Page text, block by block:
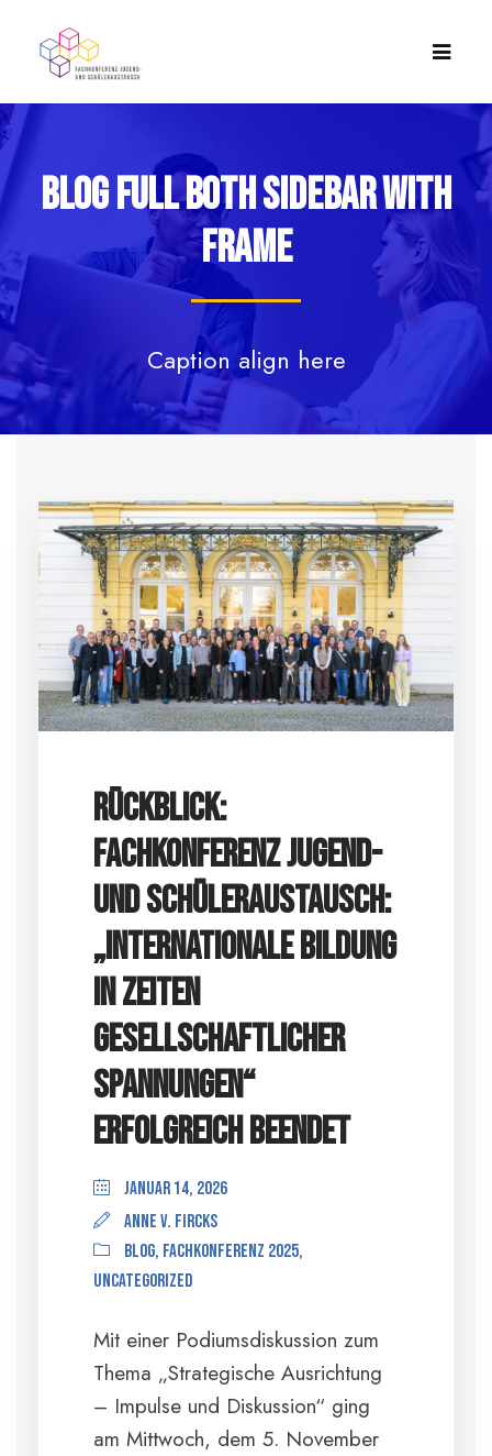
Blog Full Both Sidebar With
Frame
Caption align here
Rückblick:
Fachkonferenz Jugend-
und Schüleraustausch:
„Internationale Bildung
in Zeiten
gesellschaftlicher
Spannungen“
erfolgreich beendet
Januar 14, 2026
anne v. Fircks
Blog, Fachkonferenz 2025,
Uncategorized
Mit einer Podiumsdiskussion zum
Thema „Strategische Ausrichtung
– Impulse und Diskussion“ ging
am Mittwoch, dem 5. November